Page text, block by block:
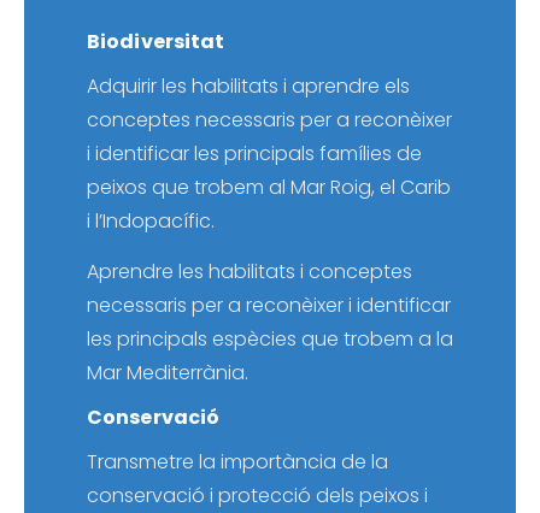
Biodiversitat
Adquirir les habilitats i aprendre els
conceptes necessaris per a reconèixer
i identificar les principals famílies de
peixos que trobem al Mar Roig, el Carib
i l’Indopacífic.
Aprendre les habilitats i conceptes
necessaris per a reconèixer i identificar
les principals espècies que trobem a la
Mar Mediterrània.
Conservació
Transmetre la importància de la
conservació i protecció dels peixos i